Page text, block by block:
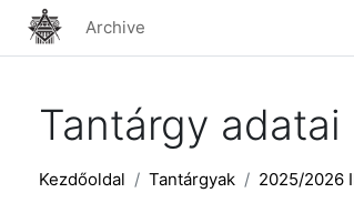
Tovább a fő tartalomhoz
Archive
Tantárgy adatai
Kezdőoldal Tantárgyak 2025/2026